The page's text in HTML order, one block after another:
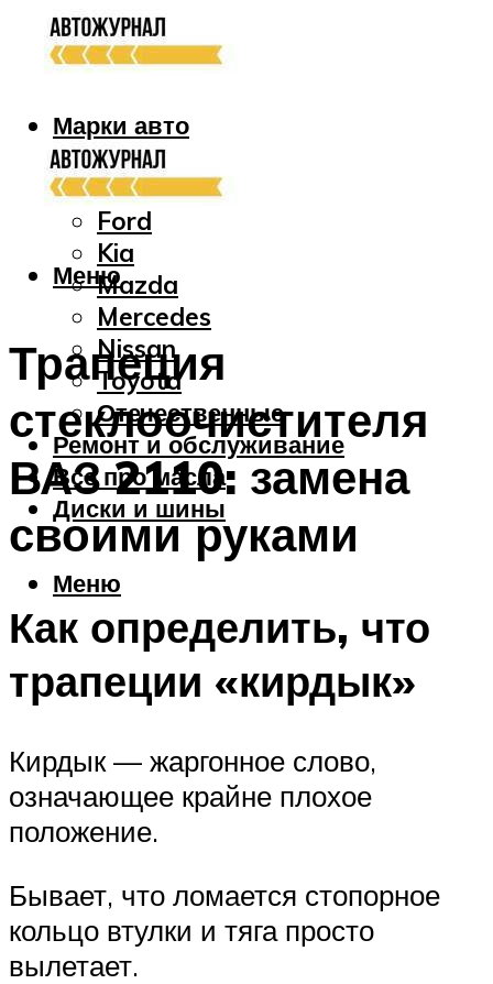
Марки авто
Audi
Bmw
Ford
Kia
Mazda
Mercedes
Nissan
Toyota
Отечественные
Ремонт и обслуживание
Все про масла
Диски и шины
Меню
Меню
Трапеция
стеклоочистителя
ВАЗ 2110: замена
своими руками
Как определить, что
трапеции «кирдык»
Кирдык — жаргонное слово,
означающее крайне плохое
положение.
Бывает, что ломается стопорное
кольцо втулки и тяга просто
вылетает.